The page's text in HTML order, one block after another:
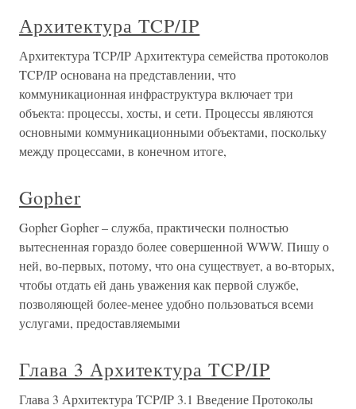
Архитектура TCP/IP
Архитектура TCP/IP Архитектура семейства протоколов
TCP/IP основана на представлении, что
коммуникационная инфраструктура включает три
объекта: процессы, хосты, и сети. Процессы являются
основными коммуникационными объектами, поскольку
между процессами, в конечном итоге,
Gopher
Gopher Gopher – служба, практически полностью
вытесненная гораздо более совершенной WWW. Пишу о
ней, во-первых, потому, что она существует, а во-вторых,
чтобы отдать ей дань уважения как первой службе,
позволяющей более-менее удобно пользоваться всеми
услугами, предоставляемыми
Глава 3 Архитектура TCP/IP
Глава 3 Архитектура TCP/IP 3.1 Введение Протоколы